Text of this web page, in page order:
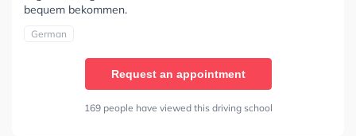
bequem bekommen.
German
Request an appointment
169 people have viewed this driving school